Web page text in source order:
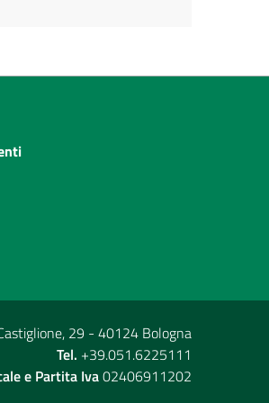
29 - 40124 Bologna
Tel. +39.051.6225111
e Partita Iva02406911202